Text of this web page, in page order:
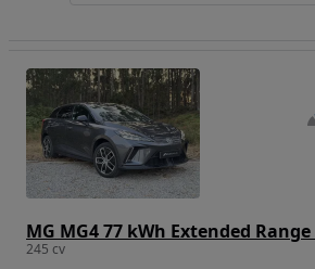
MG MG4 77 kWh Extended
245 cv